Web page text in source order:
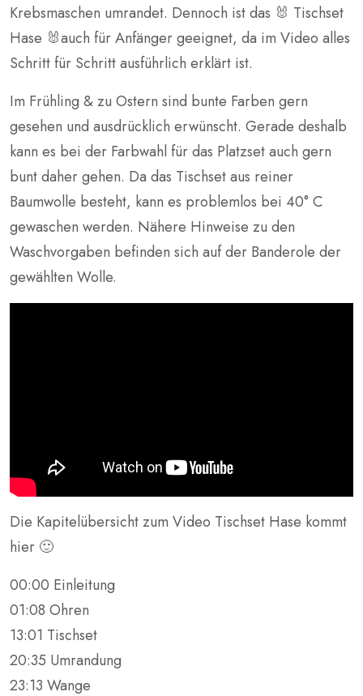
Krebsmaschen umrandet. Dennoch ist das 🐰 Tischset
Hase 🐰auch für Anfänger geeignet, da im Video alles
Schritt für Schritt ausführlich erklärt ist.
Im Frühling & zu Ostern sind bunte Farben gern
gesehen und ausdrücklich erwünscht. Gerade deshalb
kann es bei der Farbwahl für das Platzset auch gern
bunt daher gehen. Da das Tischset aus reiner
Baumwolle besteht, kann es problemlos bei 40° C
gewaschen werden. Nähere Hinweise zu den
Waschvorgaben befinden sich auf der Banderole der
gewählten Wolle.
Die Kapitelübersicht zum Video Tischset Hase kommt
hier 🙂
00:00 Einleitung
01:08 Ohren
13:01 Tischset
20:35 Umrandung
23:13 Wange